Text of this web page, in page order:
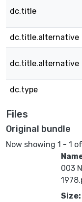
dc.title
dc.title.alternative
dc.title.alternative
dc.type
Files
Original bundle
Now showing 1 - 1
003
Size: